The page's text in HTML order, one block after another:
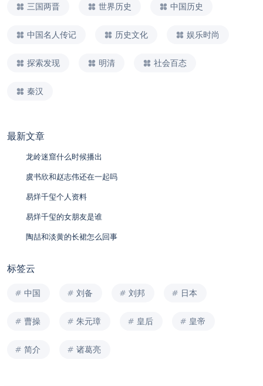
三国两晋 世界历史 中国历史
中国名人传记 历史文化 娱乐时尚
探索发现 明清 社会百态
秦汉
最新文章
龙岭迷窟什么时候播出
虞书欣和赵志伟还在一起吗
易烊千玺个人资料
易烊千玺的女朋友是谁
陶喆和淡黄的长裙怎么回事
标签云
中国 刘备 刘邦 日本
曹操 朱元璋 皇后 皇帝
简介 诸葛亮